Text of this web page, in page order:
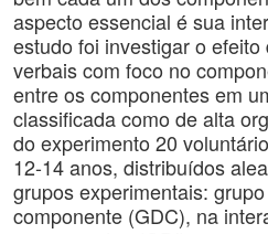
aspecto essencial é sua
estudo foi investigar o
verbais com foco no
entre os componentes em
classificada como de alta
do experimento 20
12-14 anos, distribuídos
grupos experimentais:
componente (GDC), na